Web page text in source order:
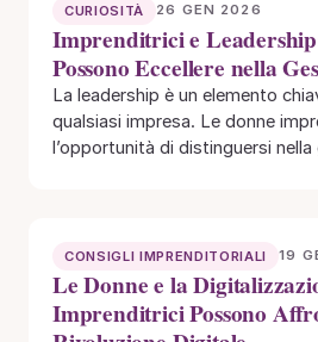
CURIOSITÀ 26 GEN 2026
Imprenditrici e
Possono Eccellere nella
La leadership è un elemento
qualsiasi impresa. Le donne
l’opportunità di distinguersi
CONSIGLI IMPRENDITORIALI 19
Le Donne e la
Imprenditrici Possono